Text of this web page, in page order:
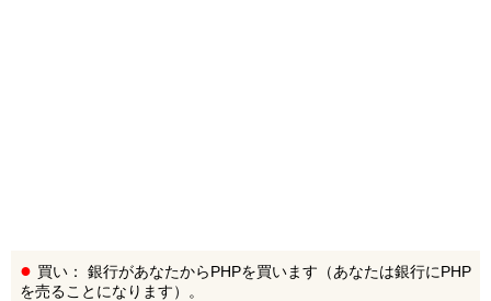
買い： 銀行があなたからPHPを買います（あなたは銀行にPHP
を売ることになります）。